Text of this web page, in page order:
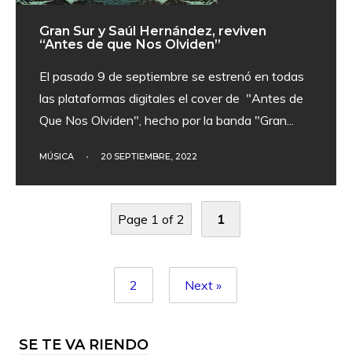
Gran Sur y Saúl Hernández, reviven
“Antes de que Nos Olviden”
El pasado 9 de septiembre se estrenó en todas
las plataformas digitales el cover de "Antes de
Que Nos Olviden", hecho por la banda "Gran...
MÚSICA • 20 SEPTIEMBRE, 2022
Page 1 of 2 1
2 Next »
SE TE VA RIENDO